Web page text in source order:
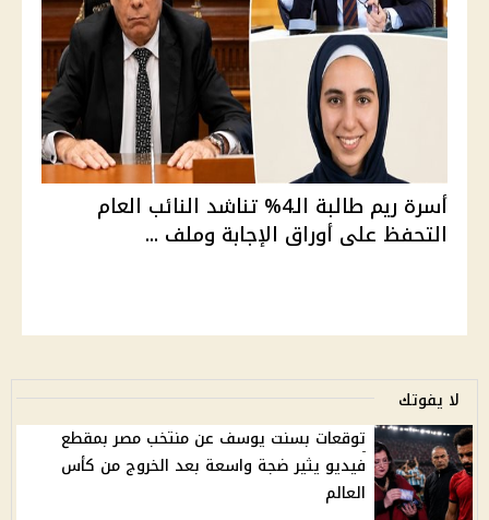
أسرة ريم طالبة الـ4% تناشد النائب العام
التحفظ على أوراق الإجابة وملف ...
لا يفوتك
توقعات بسنت يوسف عن منتخب مصر بمقطع
فيديو يثير ضجة واسعة بعد الخروج من كأس
العالم